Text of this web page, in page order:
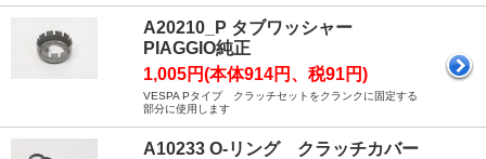
A20210_P タブワッシャー
PIAGGIO純正
1,005円(本体914円、税91円)
VESPA Pタイプ クラッチセットをクランクに固定する
部分に使用します
A10233 O-リング クラッチカバー